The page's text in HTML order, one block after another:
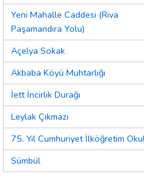
Yeni Mahalle Caddesi (Riva
Paşamandıra Yolu)
Açelya Sokak
Akbaba Köyü Muhtarlığı
İett İncirlik Durağı
Leylak Çıkmazı
75. Yıl Cumhuriyet İlköğretim
Sümbül